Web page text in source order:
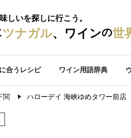
しいを探しに行こう。
ツナガル、ワインの世
合うレシピ ワイン用語辞典
関 ハローデイ 海峡ゆめタワー前店